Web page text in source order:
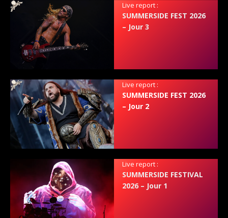
Live report :
SUMMERSIDE FEST 2026
– Jour 3
Live report :
SUMMERSIDE FEST 2026
– Jour 2
Live report :
SUMMERSIDE FESTIVAL
2026 – Jour 1